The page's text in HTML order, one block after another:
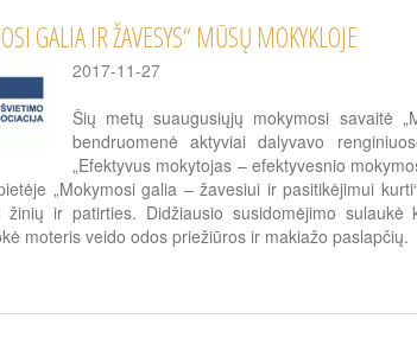
GALIA IR ŽAVESYS“ MŪSŲ MOKYKLOJE
2017-11-27
Šių metų suaugusiųjų mokymosi savaitė
bendruomenė aktyviai dalyvavo
„Efektyvus mokytojas – efektyvesnio
„Mokymosi galia – žavesiui ir pasitikėjimui
žinių ir patirties. Didžiausio susidomėjimo
moteris veido odos priežiūros ir makiažo paslapčių.